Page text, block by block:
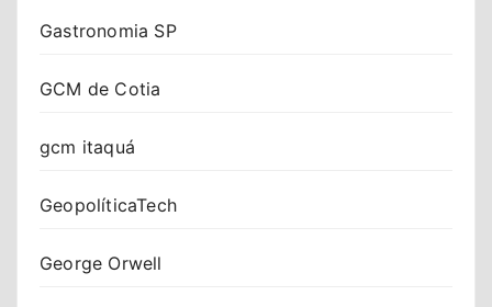
Gastronomia SP
GCM de Cotia
gcm itaquá
GeopolíticaTech
George Orwell